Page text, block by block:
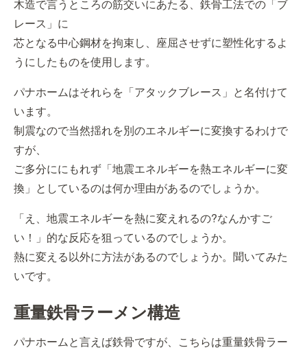
木造で言うところの筋交いにあたる、鉄骨工法での「ブ
レース」に
芯となる中心鋼材を拘束し、座屈させずに塑性化するよ
うにしたものを使用します。
パナホームはそれらを「アタックブレース」と名付けて
います。
制震なので当然揺れを別のエネルギーに変換するわけで
すが、
ご多分ににもれず「地震エネルギーを熱エネルギーに変
換」としているのは何か理由があるのでしょうか。
「え、地震エネルギーを熱に変えれるの?なんかすご
い！」的な反応を狙っているのでしょうか。
熱に変える以外に方法があるのでしょうか。聞いてみた
いです。
重量鉄骨ラーメン構造
パナホームと言えば鉄骨ですが、こちらは重量鉄骨ラー